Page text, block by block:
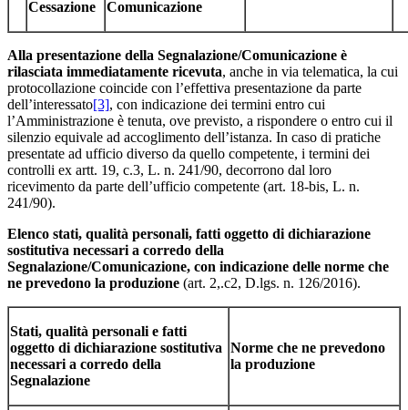
Cessazione Comunicazione
Alla presentazione della Segnalazione/Comunicazione è
rilasciata immediatamente ricevuta, anche in via telematica, la cui
protocollazione coincide con l’effettiva presentazione da parte
dell’interessato[3], con indicazione dei termini entro cui
l’Amministrazione è tenuta, ove previsto, a rispondere o entro cui il
silenzio equivale ad accoglimento dell’istanza. In caso di pratiche
presentate ad ufficio diverso da quello competente, i termini dei
controlli ex artt. 19, c.3, L. n. 241/90, decorrono dal loro
ricevimento da parte dell’ufficio competente (art. 18-bis, L. n.
241/90).
Elenco stati, qualità personali, fatti oggetto di dichiarazione
sostitutiva necessari a corredo della
Segnalazione/Comunicazione, con indicazione delle norme che
ne prevedono la produzione (art. 2,.c2, D.lgs. n. 126/2016).
Stati, qualità personali e fatti
oggetto di dichiarazione sostitutiva
necessari a corredo della
Segnalazione
Norme che ne prevedono
la produzione